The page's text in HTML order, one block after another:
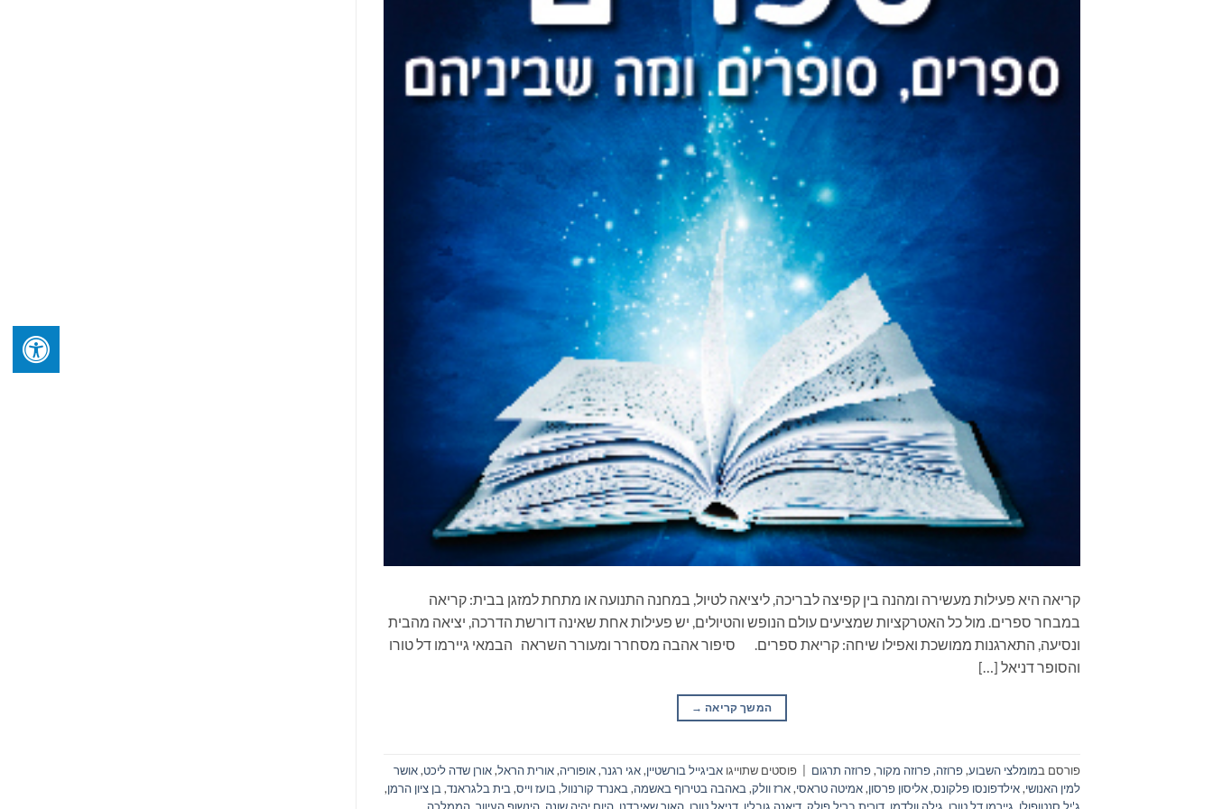
קריאה היא פעילות מעשירה ומהנה בין קפיצה לבריכה, ליציאה לטיול, במחנה התנועה או מתחת למזגן בבית: קריאה
במבחר ספרים. מול כל האטרקציות שמציעים עולם הנופש והטיולים, יש פעילות אחת שאינה דורשת הדרכה, יציאה מהבית
ונסיעה, התארגנות ממושכת ואפילו שיחה: קריאת ספרים. סיפור אהבה מסחרר ומעורר השראה הבמאי גיירמו דל טורו
והסופר דניאל […]
המשך קריאה →
פורסם במומלצי השבוע,פרוזה,פרוזה מקור,פרוזה תרגום פוסטים שתוייגו אביגייל בורשטיין,אגי רגנר,אופוריה,אורית הראל,אורן שדה ליכט,אושר
למין האנושי,אילדפונסו פלקונס,אליסון פרסון,אמיטה טראסי,ארז וולק, באהבה בטירוף באשמה, באנרד קורנוול, בועז וייס, בית בלגראנד, בן ציון הרמן,
ג'יל סנטופולו גיירמו דל טורו גילה וולדמן דורית בריל פולק דיאנה גובלין דניאל טורו האור שאיבדנו היום יהיה שונה הינשוף העיוור הממלכה